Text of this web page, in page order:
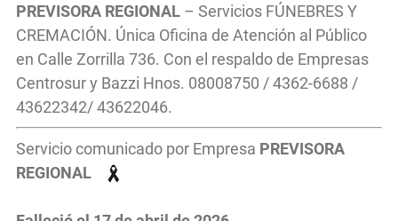
PREVISORA REGIONAL – Servicios FÚNEBRES Y
CREMACIÓN. Única Oficina de Atención al Público
en Calle Zorrilla 736. Con el respaldo de Empresas
Centrosur y Bazzi Hnos. 08008750 / 4362-6688 /
43622342/ 43622046.
Servicio comunicado por Empresa PREVISORA
REGIONAL